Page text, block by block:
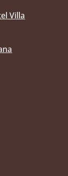
Villa